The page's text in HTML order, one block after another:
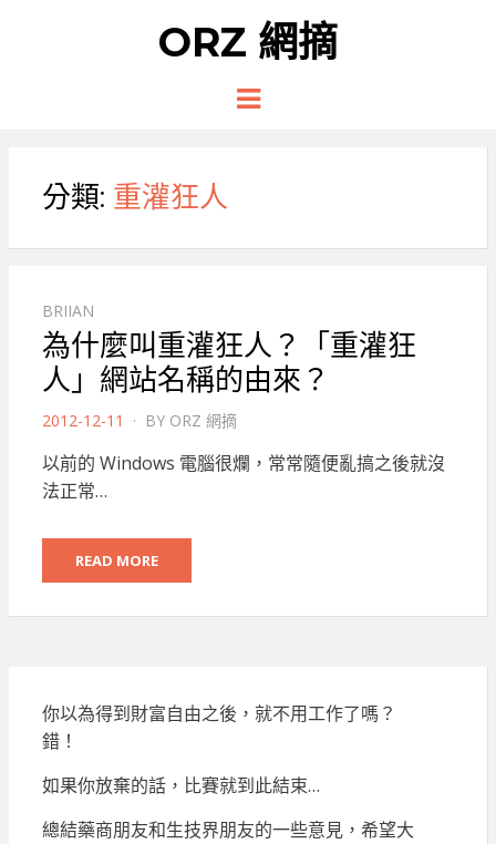
ORZ 網摘
Menu
分類: 重灌狂人
BRIIAN
為什麼叫重灌狂人？「重灌狂
人」網站名稱的由來？
POSTED
2012-12-11 BY ORZ 網摘
以前的 Windows 電腦很爛，常常隨便亂搞之後就沒
法正常…
READ MORE
你以為得到財富自由之後，就不用工作了嗎？
錯！
如果你放棄的話，比賽就到此結束…
總結藥商朋友和生技界朋友的一些意見，希望大